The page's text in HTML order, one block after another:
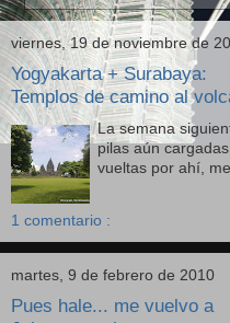
viernes, 19 de noviembre de
Yogyakarta + Surabaya:
Templos de camino al
La semana
pilas aún
vueltas por ahí,
1 comentario :
martes, 9 de febrero de 2010
Pues hale... me vuelvo a